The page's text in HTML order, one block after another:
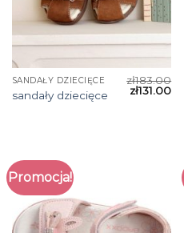
SANDAŁY DZIECIĘCE
sandały dziecięce
zł183.00
zł131.00
Promocja!